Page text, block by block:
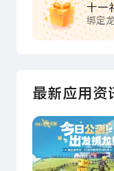
十一
绑定
*2500
最新应用资